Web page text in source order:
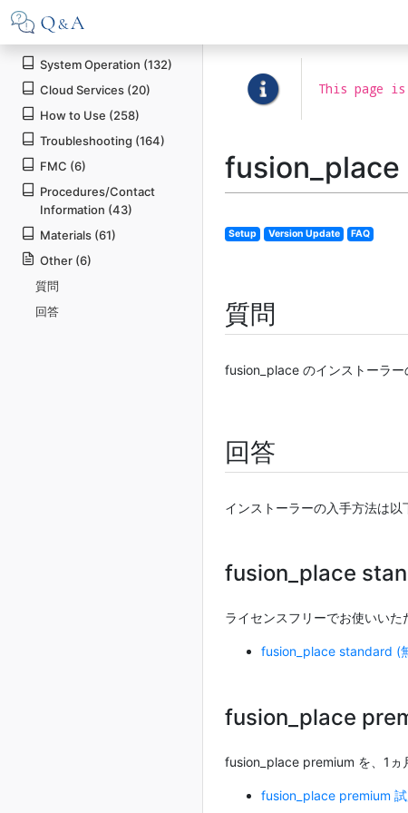
This page
fusion_place
Setup Version Update FAQ
質問
fusion_place のインストーラー
回答
インストーラーの入手方法は以
fusion_place
ライセンスフリーでお使いい
fusion_place standard (
fusion_place
fusion_place premium を、1ヵ
fusion_place premium
System Operation (132)
Cloud Services (20)
How to Use (258)
Troubleshooting (164)
FMC (6)
Procedures/Contact
Information (43)
Materials (61)
Other (6)
質問
回答